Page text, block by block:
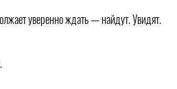
уверенно ждать — найдут. Увидят.